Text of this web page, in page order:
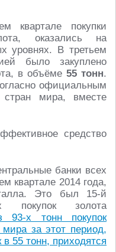
квартале покупки
оказались на
уровнях. В третьем
было закуплено
в объёме 55 тонн.
официальным
мира, вместе
банки всех
квартале 2014 года,
Это был 15-й
покупок золота
93-х тонн покупок
мира за этот период,
55 тонн, приходятся